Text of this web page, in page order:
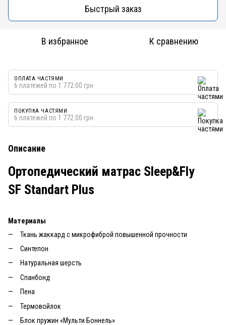
Быстрый заказ
В избранное К сравнению
ОПЛАТА ЧАСТЯМИ
6 платежей по 1 772.00 грн
ПОКУПКА ЧАСТЯМИ
6 платежей по 1 772.00 грн
Описание
Ортопедический матрас Sleep&Fly
SF Standart Plus
Материалы
Ткань жаккард с микрофиброй повышенной прочности
Синтепон
Натуральная шерсть
Спанбонд
Пена
Термовойлок
Блок пружин «Мульти Боннель»